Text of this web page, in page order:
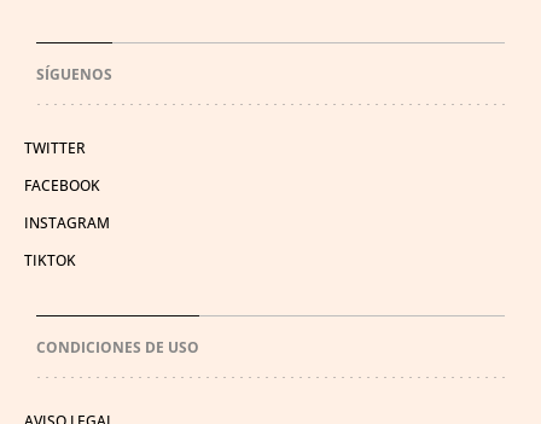
SÍGUENOS
TWITTER
FACEBOOK
INSTAGRAM
TIKTOK
CONDICIONES DE USO